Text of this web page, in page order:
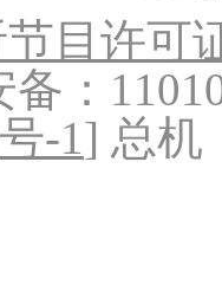
目许可
：
号-1] 总机